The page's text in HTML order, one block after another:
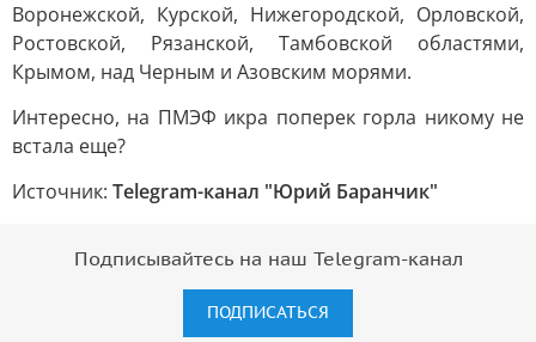
Воронежской, Курской, Нижегородской, Орловской,
Ростовской, Рязанской, Тамбовской областями,
Крымом, над Черным и Азовским морями.
Интересно, на ПМЭФ икра поперек горла никому не
встала еще?
Источник: Telegram-канал "Юрий Баранчик"
Подписывайтесь на наш Telegram-канал
ПОДПИСАТЬСЯ